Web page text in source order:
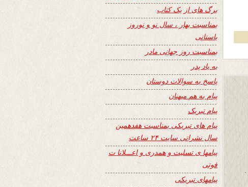
برگ های از یک کتاب
بمناسبت بهار ، سال نو و نوروز
باستانی
بمناسبت روز جهانی مادر
به یاد پدر
پاسخ به سوالات دوستان
پیام به هم میهنان
پیام تبریک
پیام های تبریکی بمناسبت هفدهمین
سال نشراتی سایت ۲۴ ساعت
پیامها ی تسلیت و همدری و اعـــلانا ت
فوتی
پیامهای تبریکی